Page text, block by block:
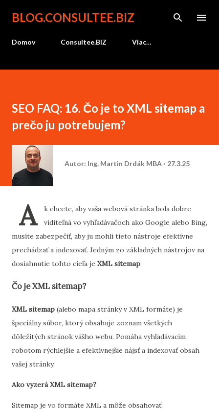
Preskočiť na hlavný obsah
BLOG.CONSULTEE.BIZ
Domov Consultee.BIZ Viac…
SEO FAQ: 16. Čo je to XML sitemap a
prečo ju potrebujem?
Autor: Ing. Martin Drdák MBA 27.3.25
A
k chcete, aby vaša webová stránka bola dobre
viditeľná vo vyhľadávačoch ako Google alebo Bing,
musíte zabezpečiť, aby ju mohli tieto nástroje efektívne
prechádzať a indexovať. Jedným zo základných nástrojov na
dosiahnutie tohto cieľa je XML sitemap.
Čo je XML sitemap?
XML sitemap (alebo mapa stránky v XML formáte) je
špeciálny súbor, ktorý obsahuje zoznam všetkých
dôležitých stránok vášho webu. Pomáha vyhľadávacím
robotom rýchlejšie a efektívnejšie nájsť a indexovať obsah
vašej stránky.
Ako vyzerá XML sitemap?
Sitemap je vo formáte XML a môže obsahovať: